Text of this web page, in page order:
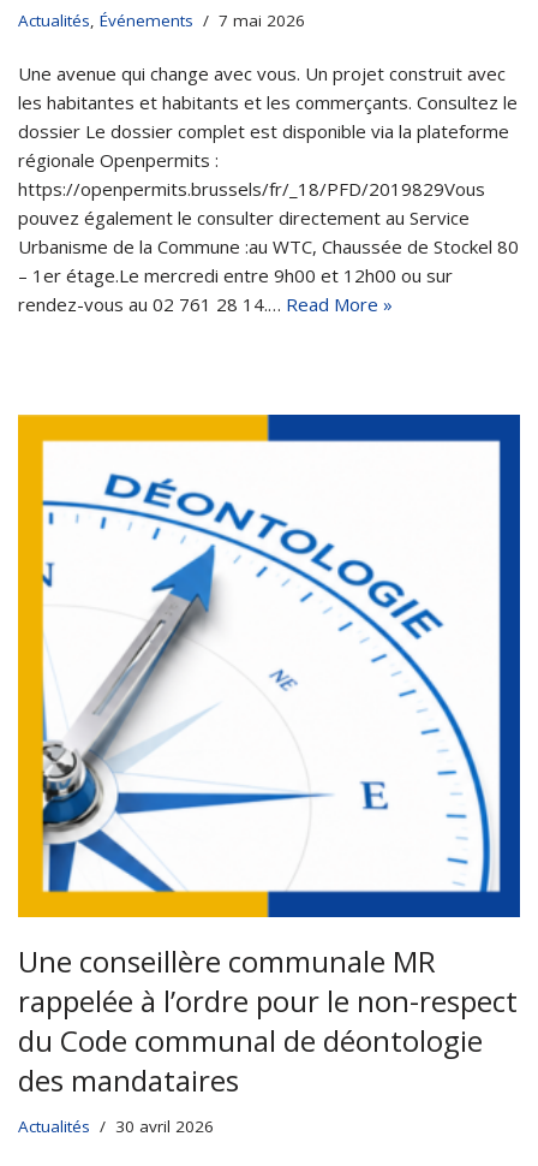
Actualités, Événements 7 mai 2026
Une avenue qui change avec vous. Un projet construit avec
les habitantes et habitants et les commerçants. Consultez le
dossier Le dossier complet est disponible via la plateforme
régionale Openpermits :
https://openpermits.brussels/fr/_18/PFD/2019829Vous
pouvez également le consulter directement au Service
Urbanisme de la Commune :au WTC, Chaussée de Stockel 80
– 1er étage.Le mercredi entre 9h00 et 12h00 ou sur
rendez-vous au 02 761 28 14.… Read More »
Une conseillère communale MR
rappelée à l’ordre pour le non-respect
du Code communal de déontologie
des mandataires
Actualités 30 avril 2026